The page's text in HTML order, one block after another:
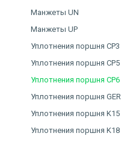
Манжеты UN
Манжеты UP
Уплотнения поршня CP3
Уплотнения поршня CP5
Уплотнения поршня CP6
Уплотнения поршня GER
Уплотнения поршня K15
Уплотнения поршня K18